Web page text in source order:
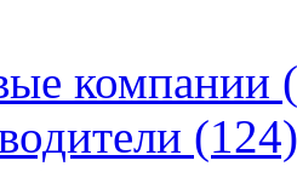
компании
(124)